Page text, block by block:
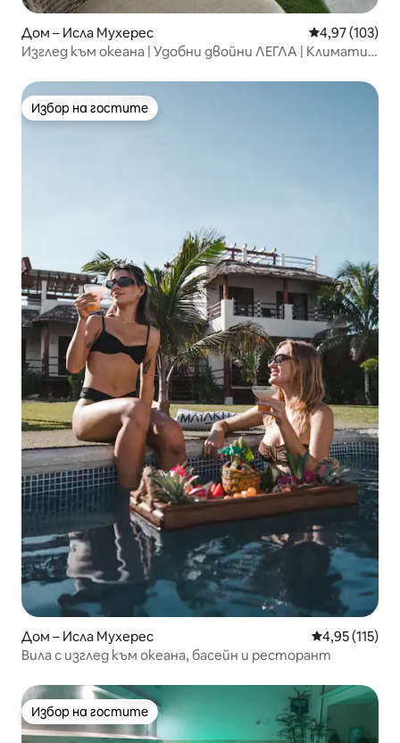
Дом – Исла Мухерес Средна
4,97 (103)
Изглед към океана | Удобни двойни ЛЕГЛА | Климатик
Избор на гостите
Избор на гостите
Дом – Исла Мухерес Средна
4,95 (115)
Вила с изглед към океана, басейн и ресторант
Избор на гостите
Избор на гостите